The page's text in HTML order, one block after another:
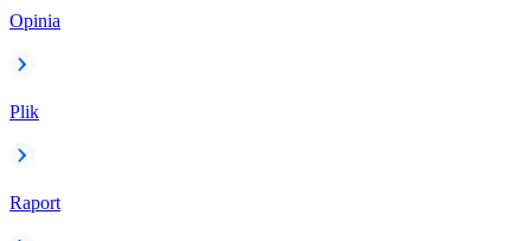
Opinia
Plik
Raport